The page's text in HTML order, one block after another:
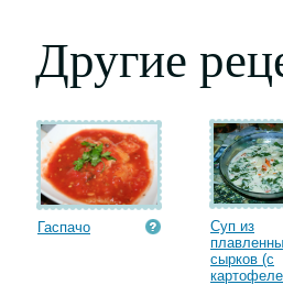
Другие
Гаспачо
Суп из
сырков (с